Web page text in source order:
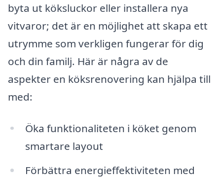
byta ut köksluckor eller installera nya
vitvaror; det är en möjlighet att skapa ett
utrymme som verkligen fungerar för dig
och din familj. Här är några av de
aspekter en köksrenovering kan hjälpa till
med:
Öka funktionaliteten i köket genom
smartare layout
Förbättra energieffektiviteten med